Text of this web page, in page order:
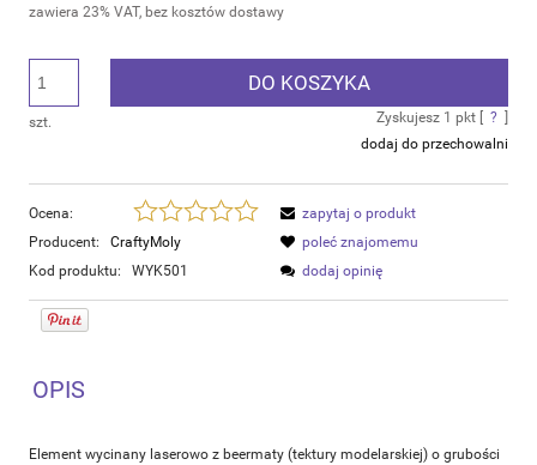
zawiera 23% VAT, bez kosztów dostawy
szt.
DO KOSZYKA
Zyskujesz 1 pkt [ ?
dodaj do przechowalni
Ocena:
Producent:
CraftyMoly
Kod produktu:
WYK501
zapytaj o produkt
poleć znajomemu
dodaj opinię
OPIS
Element wycinany laserowo z beermaty (tektury modelarskiej) o grubości